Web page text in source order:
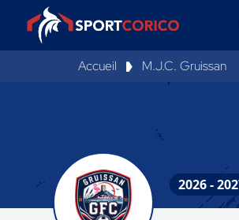
Accueil M.J.C. Gruissan